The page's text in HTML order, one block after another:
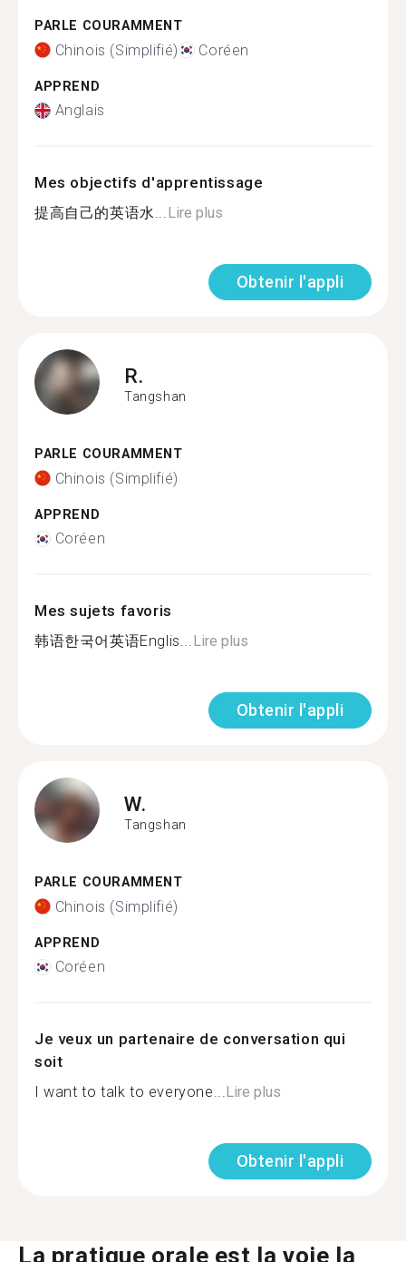
PARLE COURAMMENT
Chinois (Simplifié) Coréen
APPREND
Anglais
Mes objectifs d'apprentissage
提高自己的英语水...Lire plus
Obtenir l'appli
R.
Tangshan
PARLE COURAMMENT
Chinois (Simplifié)
APPREND
Coréen
Mes sujets favoris
韩语한국어英语Englis...Lire plus
Obtenir l'appli
W.
Tangshan
PARLE COURAMMENT
Chinois (Simplifié)
APPREND
Coréen
Je veux un partenaire de conversation qui
soit
I want to talk to everyone...Lire plus
Obtenir l'appli
La pratique orale est la voie la